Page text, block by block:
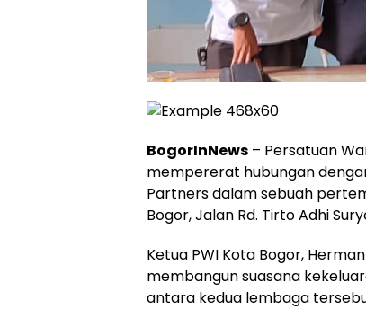
BogorInNews – Persatuan
mempererat hubungan
Partners dalam sebuah
Bogor, Jalan Rd. Tirto Adhi
Ketua PWI Kota Bogor,
membangun suasana
antara kedua lembaga